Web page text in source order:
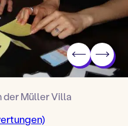
der Müller Villa